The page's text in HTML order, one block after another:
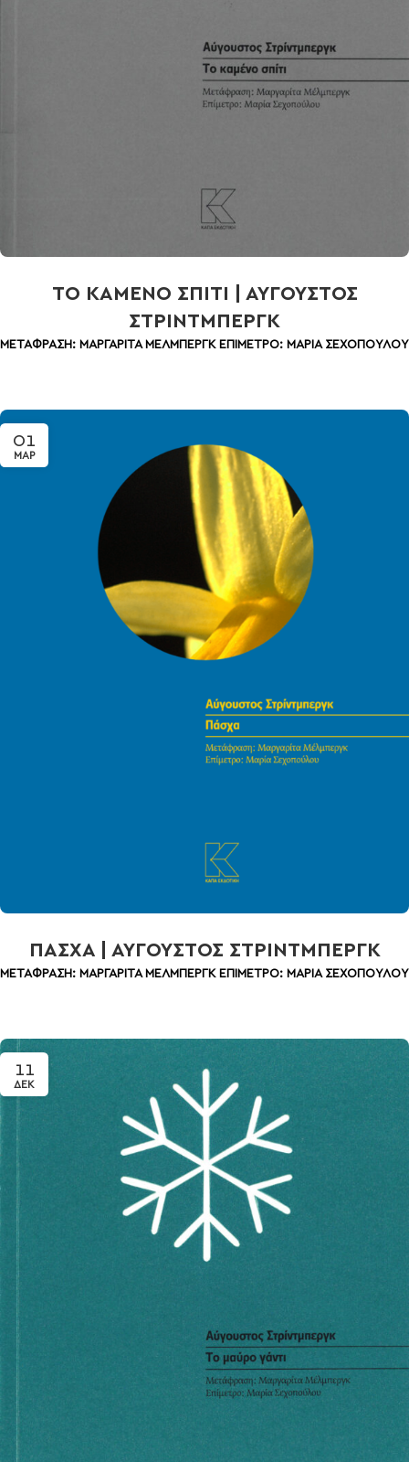
ΤΟ ΚΑΜΕΝΟ ΣΠΙΤΙ | ΑΥΓΟΥΣΤΟΣ
ΣΤΡΙΝΤΜΠΕΡΓΚ
ΜΕΤΑΦΡΑΣΗ: ΜΑΡΓΑΡΙΤΑ ΜΕΛΜΠΕΡΓΚ ΕΠΙΜΕΤΡΟ: ΜΑΡΙΑ ΣΕΧΟΠΟΥΛΟΥ
01
ΜΑΡ
ΠΑΣΧΑ | ΑΥΓΟΥΣΤΟΣ ΣΤΡΙΝΤΜΠΕΡΓΚ
ΜΕΤΑΦΡΑΣΗ: ΜΑΡΓΑΡΙΤΑ ΜΕΛΜΠΕΡΓΚ ΕΠΙΜΕΤΡΟ: ΜΑΡΙΑ ΣΕΧΟΠΟΥΛΟΥ
11
ΔΕΚ